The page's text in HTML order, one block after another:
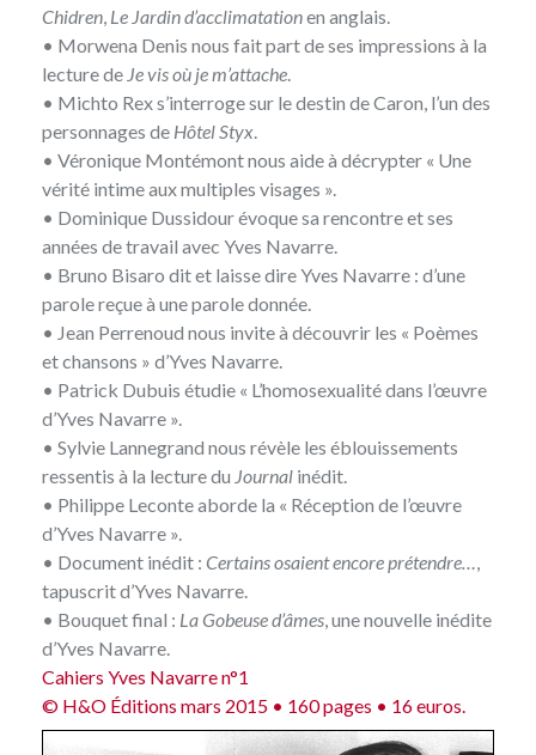
Chidren Le Jardin d’acclimatationen anglais.
• Morwena Denis nous fait part de ses impressions à la
lecture de Je vis où je m’attache
• Michto Rex s’interroge sur le destin de Caron, l’un des
personnages de Hôtel Styx
• Véronique Montémont nous aide à décrypter « Une
vérité intime aux multiples visages ».
• Dominique Dussidour évoque sa rencontre et ses
années de travail avec Yves Navarre.
• Bruno Bisaro dit et laisse dire Yves Navarre : d’une
parole reçue à une parole donnée.
• Jean Perrenoud nous invite à découvrir les « Poèmes
et chansons » d’Yves Navarre.
• Patrick Dubuis étudie « L’homosexualité dans l’œuvre
d’Yves Navarre ».
• Sylvie Lannegrand nous révèle les éblouissements
ressentis à la lecture du Journal inédit.
• Philippe Leconte aborde la « Réception de l’œuvre
d’Yves Navarre ».
• Document inédit : Certains osaient encore prétendre…
tapuscrit d’Yves Navarre.
• Bouquet final : La Gobeuse d’âmes , une nouvelle inédite
d’Yves Navarre.
Cahiers Yves Navarre n°1
© H&O Éditions mars 2015 • 160 pages • 16 euros.